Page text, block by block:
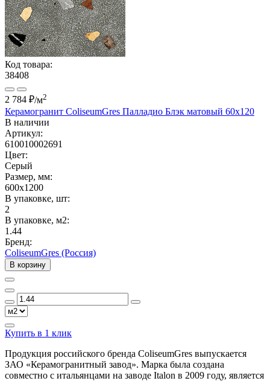
Код товара:
38408
2 784 ₽/м2
Керамогранит ColiseumGres Палладио Блэк матовый 60x120
В наличии
Артикул:
610010002691
Цвет:
Серый
Размер, мм:
600x1200
В упаковке, шт:
2
В упаковке, м2:
1.44
Бренд:
ColiseumGres (Россия)
В корзину
Купить в 1 клик
Продукция российского бренда ColiseumGres выпускается
ЗАО «Керамогранитный завод». Марка была создана
совместно с итальянцами на заводе Italon в 2009 году, является